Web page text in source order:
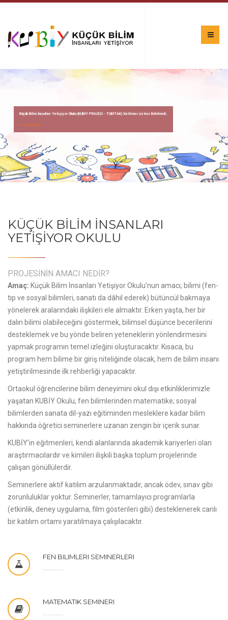
Küçük Bilim İnsanları Yetişiyor Okulu (KUBİY PROJESİ - TUBİTAK) Katılımcı Listesi Belirlendi.
Sonuçlar İçin Tıklayın
KÜÇÜK BİLİM İNSANLARI
YETİŞİYOR OKULU
PROJESİNİN AMACI NEDİR?
Amaç: Küçük Bilim İnsanları Yetişiyor Okulu’nun amacı, bilimi (fen-
tıp ve sosyal bilimleri, sanatı da dâhil ederek) bütüncül bakmaya
yönelerek aralarındaki ilişkileri ele almaktır. Erken yaşta, her bir
dalın bilimi olabileceğini göstermek, bilimsel düşünce becerilerini
desteklemek ve bu yönde beliren yeteneklerin yönlendirmesini
yapmak programın temel izleğini oluşturacaktır. Kısaca, bu
program hem bilime bir giriş niteliğinde olacak, hem de bilim insanı
yetiştirilmesinde ilk rehberliği yapacaktır.
Ortaokul öğrencilerine bilim deneyimini okul dışı etkinliklerimizle
yaşatan KUBİY Okulu, fen bilimlerinden matematike; sosyal
bilimlerden sanata dil-yazı eğitiminden mesleklere kadar bilim
hakkında öğretici seminerlere uzanan zengin bir içerik sunar.
KUBİY’in eğitmenleri, kendi alanlarında akademik kariyerleri olan
araştırmacılardır ve kimileri ilişkili başka toplum projelerinde
çalışan gönüllülerdir.
Seminerlere aktif katılım arzulanmaktadır, ancak ödev, sınav gibi
zorunluluklar yoktur. Seminerler, tamamlayıcı programlarla
(etkinlik, deney uygulama, film gösterileri gibi) desteklenerek canlı
bir katılım ortamı yaratılmaya çalışılacaktır.
FEN BILIMLERI SEMINERLERI
MATEMATIK SEMINERI